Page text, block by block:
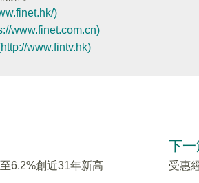
)
www.finet.com.cn)
www.fintv.hk)
6.2%創近31年新高
下一
受惠